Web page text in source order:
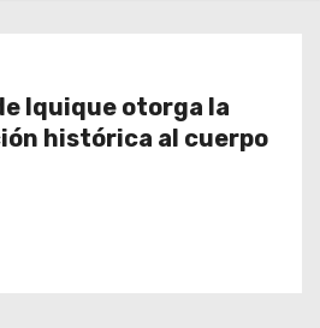
Iquique otorga la
histórica al cuerpo